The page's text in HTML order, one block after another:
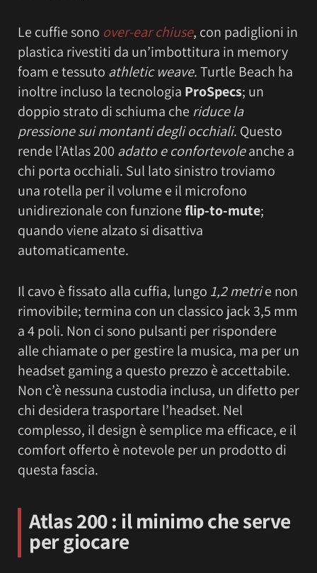
Le cuffie sono over-ear chiuse, con padiglioni in
plastica rivestiti da un’imbottitura in memory
foam e tessuto athletic weave. Turtle Beach ha
inoltre incluso la tecnologia ProSpecs; un
doppio strato di schiuma che riduce la
pressione sui montanti degli occhiali. Questo
rende l’Atlas 200 adatto e confortevoleanche a
chi porta occhiali. Sul lato sinistro troviamo
una rotella per il volume e il microfono
unidirezionale con funzioneflip-to-mute;
quando viene alzato si disattiva
automaticamente.
Il cavo è fissato alla cuffia, lungo 1,2 metrie non
rimovibile; termina con un classico jack 3,5 mm
a 4 poli. Non ci sono pulsanti per rispondere
alle chiamate o per gestire la musica, ma per un
headset gaming a questo prezzo è accettabile.
Non c’è nessuna custodia inclusa, un difetto per
chi desidera trasportare l’headset. Nel
complesso, il design è semplice ma efficace, e il
comfort offerto è notevole per un prodotto di
questa fascia.
Atlas 200 : il minimo che serve
per giocare